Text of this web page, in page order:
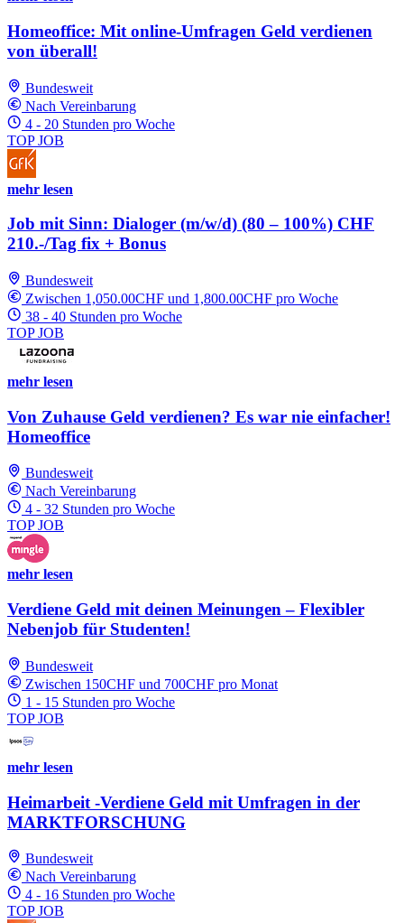
Homeoffice: Mit online-Umfragen Geld verdienen
von überall!
Bundesweit
Nach Vereinbarung
4 - 20 Stunden pro Woche
TOP JOB
mehr lesen
Job mit Sinn: Dialoger (m/w/d) (80 – 100%) CHF
210.-/Tag fix + Bonus
Bundesweit
Zwischen 1,050.00CHF und 1,800.00CHF pro Woche
38 - 40 Stunden pro Woche
TOP JOB
mehr lesen
Von Zuhause Geld verdienen? Es war nie einfacher!
Homeoffice
Bundesweit
Nach Vereinbarung
4 - 32 Stunden pro Woche
TOP JOB
mehr lesen
Verdiene Geld mit deinen Meinungen – Flexibler
Nebenjob für Studenten!
Bundesweit
Zwischen 150CHF und 700CHF pro Monat
1 - 15 Stunden pro Woche
TOP JOB
mehr lesen
Heimarbeit -Verdiene Geld mit Umfragen in der
MARKTFORSCHUNG
Bundesweit
Nach Vereinbarung
4 - 16 Stunden pro Woche
TOP JOB